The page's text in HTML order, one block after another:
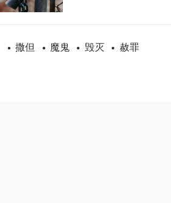
• 撒但 • 魔鬼 • 毁灭 • 赦罪